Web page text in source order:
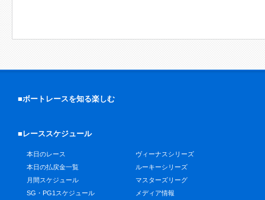
■ボートレースを知る楽しむ
■レーススケジュール
本日のレース
本日の払戻金一覧
月間スケジュール
SG・PG1スケジュール
ヴィーナスシリーズ
ルーキーシリーズ
マスターズリーグ
メディア情報